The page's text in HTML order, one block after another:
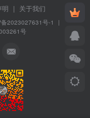
明 | 关于我们
备2023027631号-1
|
号